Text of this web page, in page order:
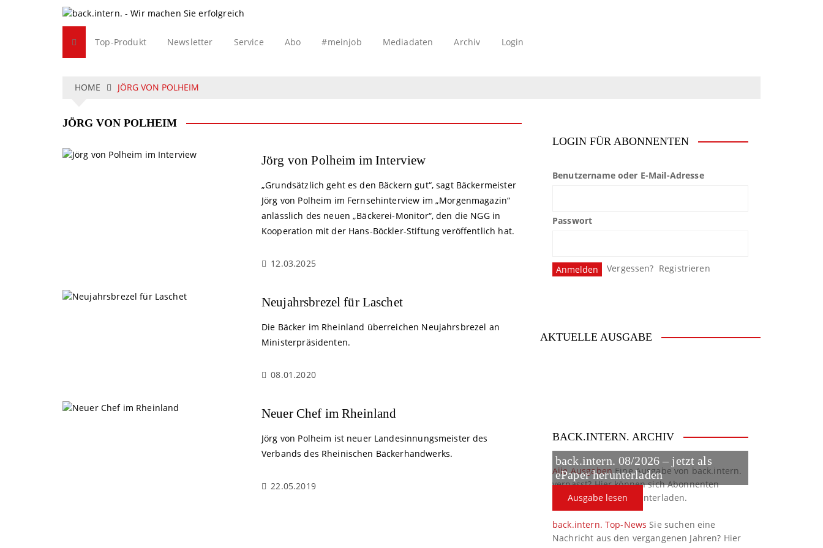
Top-Produkt Newsletter Service Abo #meinjob Mediadaten Archiv Login
HOME JÖRG VON POLHEIM
JÖRG VON POLHEIM
Jörg von Polheim im Interview
„Grundsätzlich geht es den Bäckern gut“, sagt Bäckermeister
Jörg von Polheim im Fernsehinterview im „Morgenmagazin“
anlässlich des neuen „Bäckerei-Monitor“, den die NGG in
Kooperation mit der Hans-Böckler-Stiftung veröffentlich hat.
12.03.2025
Neujahrsbrezel für Laschet
Die Bäcker im Rheinland überreichen Neujahrsbrezel an
Ministerpräsidenten.
08.01.2020
Neuer Chef im Rheinland
Jörg von Polheim ist neuer Landesinnungsmeister des
Verbands des Rheinischen Bäckerhandwerks.
22.05.2019
LOGIN FÜR ABONNENTEN
Benutzername oder E-Mail-Adresse
Passwort
Vergessen? Registrieren
AKTUELLE AUSGABE
back.intern. 08/2026 – jetzt als
ePaper herunterladen
Ausgabe lesen
BACK.INTERN. ARCHIV
Alle AusgabenEine Ausgabe von back.intern.
verpasst? Hier können sich Abonnenten
ältere Ausgaben herunterladen.
back.intern. Top-News Sie suchen eine
Nachricht aus den vergangenen Jahren? Hier